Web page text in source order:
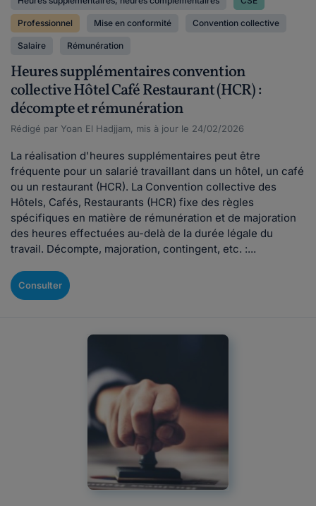
Professionnel Mise en conformité Convention collective
Salaire Rémunération
Heures supplémentaires convention
collective Hôtel Café Restaurant (HCR) :
décompte et rémunération
Rédigé par Yoan El Hadjjam, mis à jour le 24/02/2026
La réalisation d'heures supplémentaires peut être
fréquente pour un salarié travaillant dans un hôtel, un café
ou un restaurant (HCR). La Convention collective des
Hôtels, Cafés, Restaurants (HCR) fixe des règles
spécifiques en matière de rémunération et de majoration
des heures effectuées au-delà de la durée légale du
travail. Décompte, majoration, contingent, etc. :...
Consulter